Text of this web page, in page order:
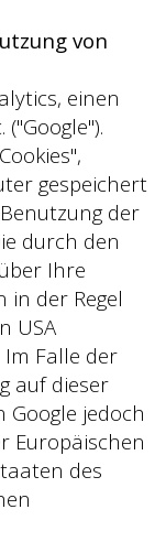
von
einen
gespeichert
der
durch den
Ihre
in der Regel
USA
Falle der
auf dieser
Google jedoch
Europäischen
des